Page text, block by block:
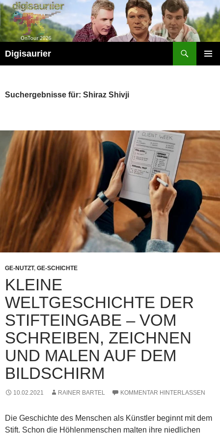
Zum
Inhalt
springen
Digisaurier
Suchergebnisse für: Shiraz Shivji
GE-NUTZT, GE-SCHICHTE
KLEINE
WELTGESCHICHTE DER
STIFTEINGABE – VOM
SCHREIBEN, ZEICHNEN
UND MALEN AUF DEM
BILDSCHIRM
10.02.2021 RAINER BARTEL KOMMENTAR HINTERLASSEN
Die Geschichte des Menschen als Künstler beginnt mit dem
Stift. Schon die Höhlenmenschen malten ihre niedlichen